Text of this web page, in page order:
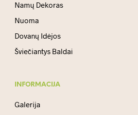
Namų Dekoras
Nuoma
Dovanų Idėjos
Šviečiantys Baldai
INFORMACIJA
Galerija